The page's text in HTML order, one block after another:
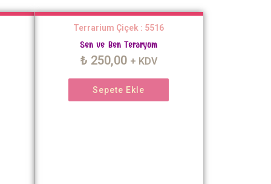
Terrarium Çiçek : 5516
Sen ve Ben Teraryum
₺ 250,00 + KDV
Sepete Ekle